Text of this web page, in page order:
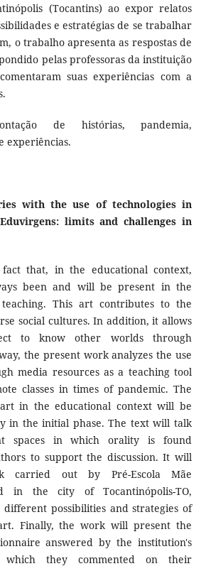
(Tocantins) ao expor relatos
e estratégias de se trabalhar
o trabalho apresenta as respostas de
pelas professoras da instituição
suas experiências com a
de histórias, pandemia,
experiências.
with the use of technologies in
: limits and challenges in
that, in the educational context,
been and will be present in the
This art contributes to the
social cultures. In addition, it allows
to know other worlds through
the present work analyzes the use
media resources as a teaching tool
classes in times of pandemic. The
in the educational context will be
in the initial phase. The text will talk
spaces in which orality is found
to support the discussion. It will
carried out by Pré-Escola Mãe
in the city of Tocantinópolis-TO,
possibilities and strategies of
Finally, the work will present the
answered by the institution's
which they commented on their